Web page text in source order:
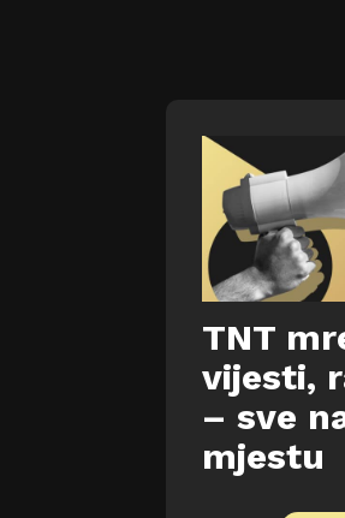
TNT
vijesti,
– sve
mjestu